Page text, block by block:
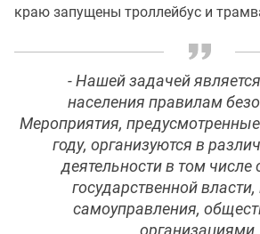
краю запущены троллейбус и
- Нашей задачей
населения правилам
Мероприятия,
году, организуются в
деятельности в том числе
государственной
самоуправления,
организациями.